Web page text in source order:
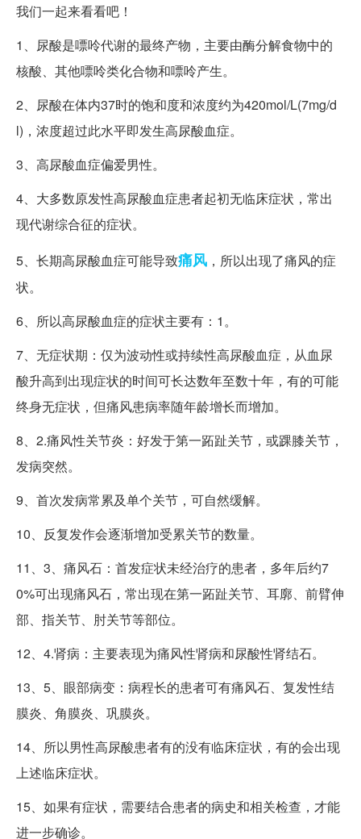
我们一起来看看吧！
1、尿酸是嘌呤代谢的最终产物，主要由酶分解食物中的
核酸、其他嘌呤类化合物和嘌呤产生。
2、尿酸在体内37时的饱和度和浓度约为420mol/L(7mg/d
l)，浓度超过此水平即发生高尿酸血症。
3、高尿酸血症偏爱男性。
4、大多数原发性高尿酸血症患者起初无临床症状，常出
现代谢综合征的症状。
5、长期高尿酸血症可能导致痛风 ，所以出现了痛风的症
状。
6、所以高尿酸血症的症状主要有：1。
7、无症状期：仅为波动性或持续性高尿酸血症，从血尿
酸升高到出现症状的时间可长达数年至数十年，有的可能
终身无症状，但痛风患病率随年龄增长而增加。
8、2.痛风性关节炎：好发于第一跖趾关节，或踝膝关节，
发病突然。
9、首次发病常累及单个关节，可自然缓解。
10、反复发作会逐渐增加受累关节的数量。
11、3、痛风石：首发症状未经治疗的患者，多年后约7
0%可出现痛风石，常出现在第一跖趾关节、耳廓、前臂伸
部、指关节、肘关节等部位。
12、4.肾病：主要表现为痛风性肾病和尿酸性肾结石。
13、5、眼部病变：病程长的患者可有痛风石、复发性结
膜炎、角膜炎、巩膜炎。
14、所以男性高尿酸患者有的没有临床症状，有的会出现
上述临床症状。
15、如果有症状，需要结合患者的病史和相关检查，才能
进一步确诊。